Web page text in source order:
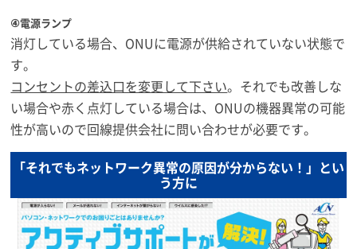
④電源ランプ
消灯している場合、ONUに電源が供給されていない状態で
す。
コンセントの差込口を変更して下さい。それでも改善しな
い場合や赤く点灯している場合は、ONUの機器異常の可能
性が高いので回線提供会社に問い合わせが必要です。
「それでもネットワーク異常の原因が分からない！」とい
う方に